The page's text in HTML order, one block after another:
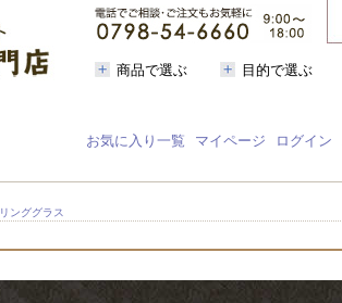
商品で選ぶ 目的で選ぶ
お気に入り一覧 マイページ ログイン
ンググラス